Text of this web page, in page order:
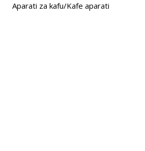
Aparati za kafu/Kafe aparati